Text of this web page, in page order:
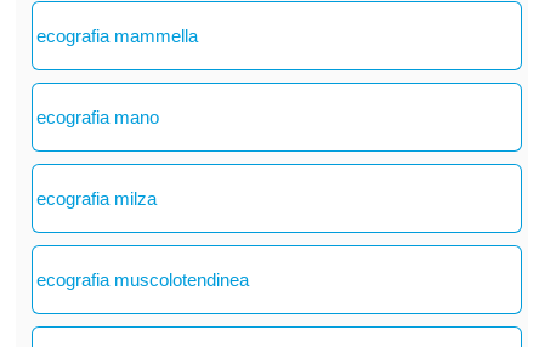
ecografia mammella
ecografia mano
ecografia milza
ecografia muscolotendinea